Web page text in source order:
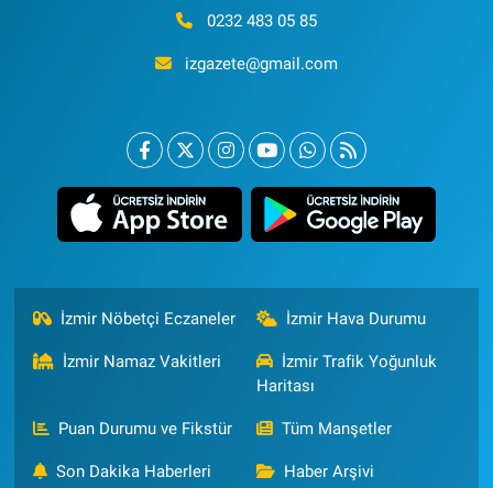
0232 483 05 85
izgazete@gmail.com
İzmir Nöbetçi Eczaneler İzmir Hava Durumu
İzmir Namaz Vakitleri
İzmir Trafik Yoğunluk
Haritası
Puan Durumu ve Fikstür Tüm Manşetler
Son Dakika Haberleri Haber Arşivi